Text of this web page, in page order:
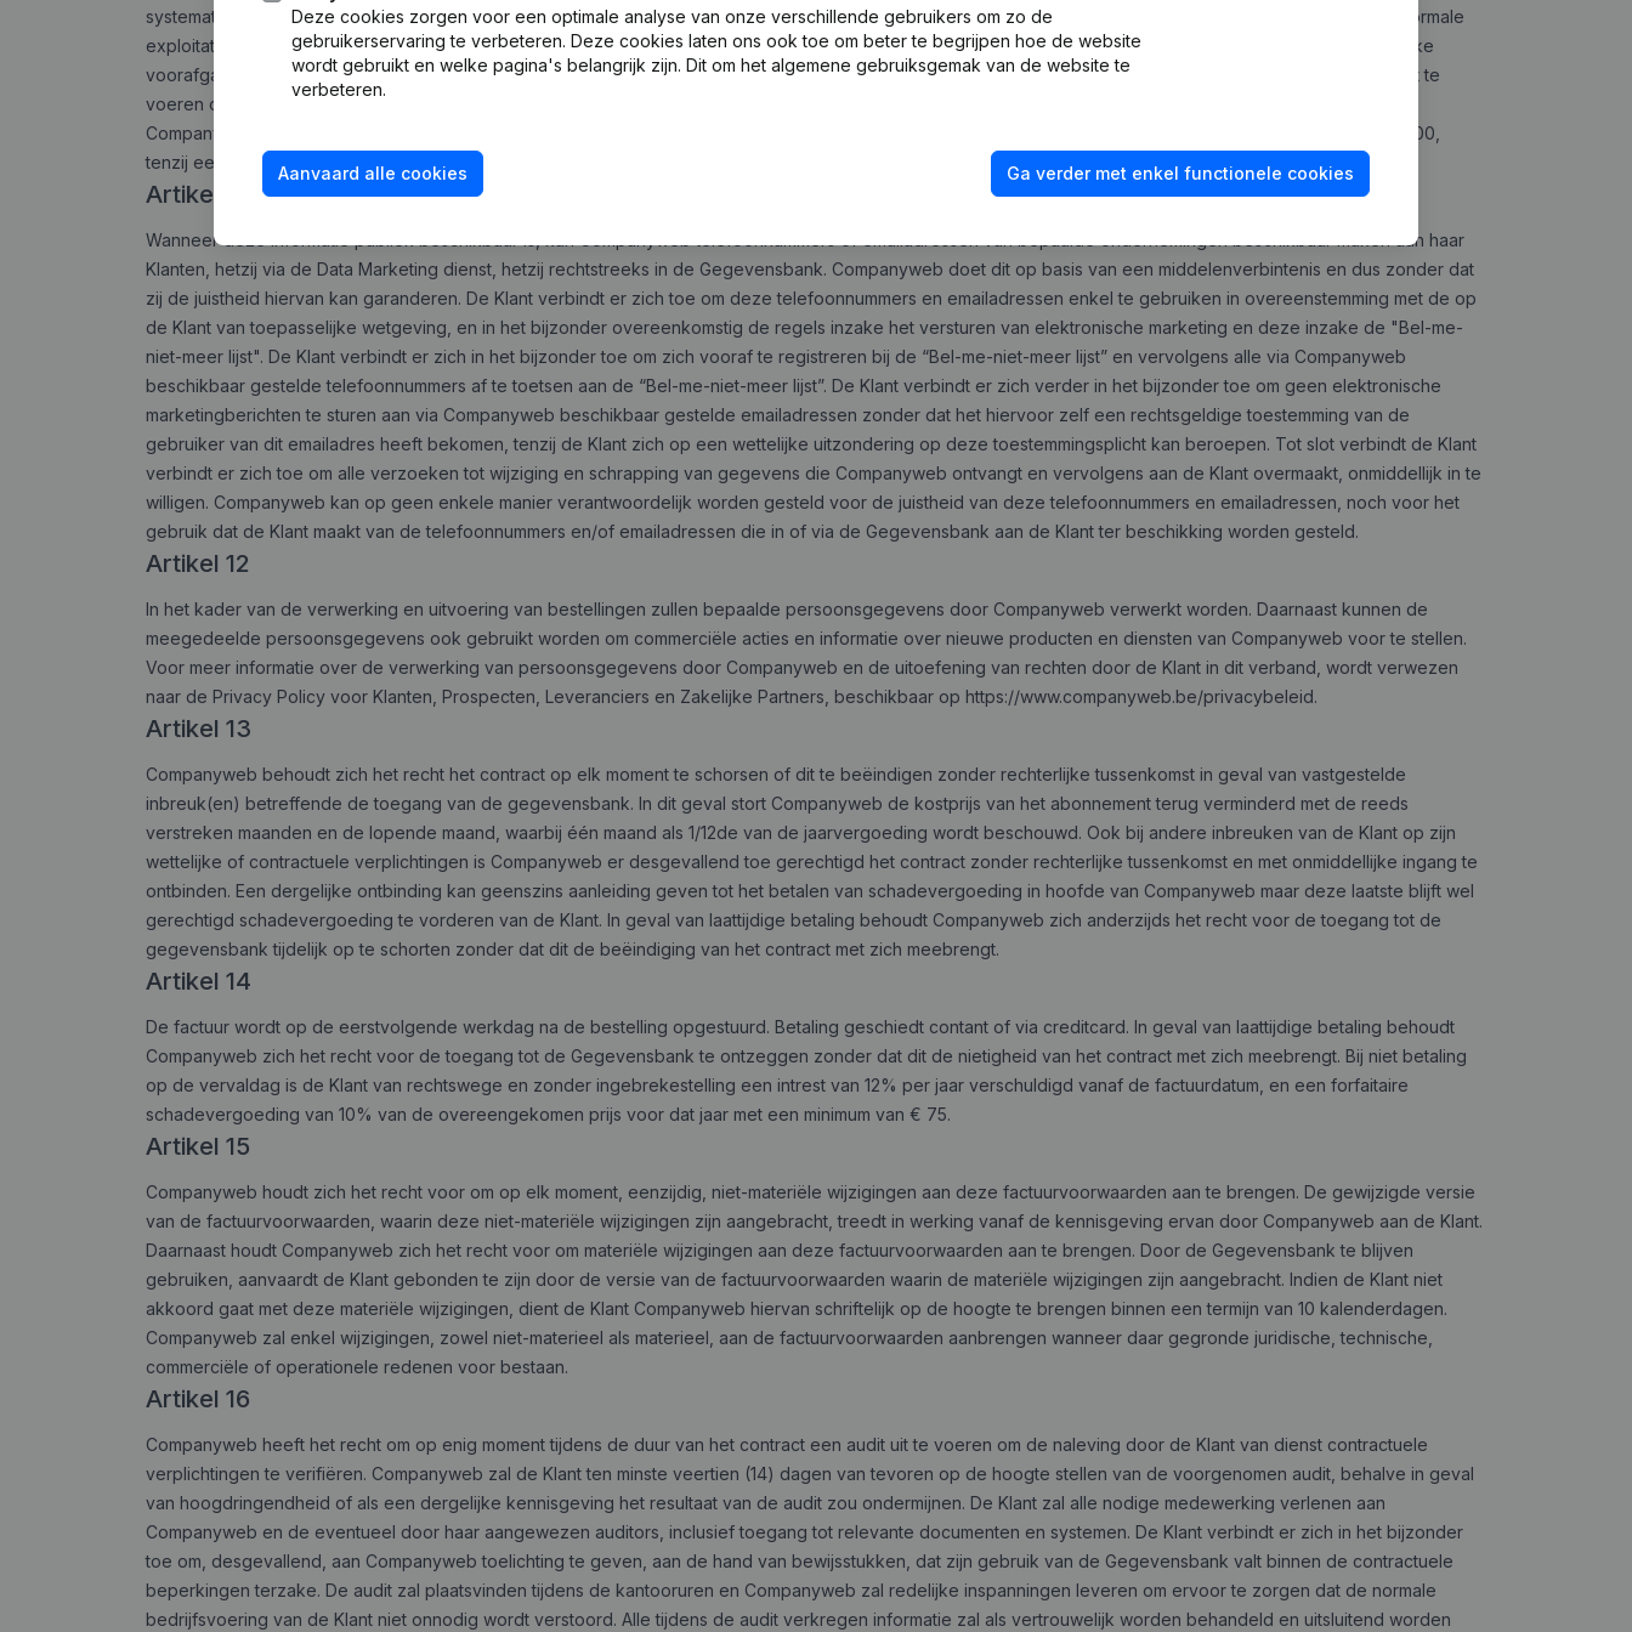
systematisch opvragen en/of hergebruiken van niet-substantiële delen van de inhoud van de Gegevensbank zijn niet toegestaan als zij strijdig zijn met een normale
exploitatie van die Gegevensbank of als zij ongerechtvaardigde schade toebrengen aan de rechtmatige belangen van Companyweb. Behoudens uitdrukkelijke
voorafgaande toestemming van Companyweb is het eveneens verboden om, al dan niet geautomatiseerd, systematische of regelmatige bulk opzoekingen uit te
voeren of in bulk data op te halen uit de Gegevensbank. Companyweb behoudt zich het recht voor om in geval van schending van dit artikel de toegang tot
Companyweb diensten (tijdelijk) af te sluiten en een forfaitaire schadevergoeding te eisen ten belope van 10 keer de factuurprijs met een minimum van € 12.500,
tenzij een hogere schade kan aangetoond worden, in welk geval de schadevergoeding voor de integrale schade kan worden gevorderd.
Artikel 11
Wanneer deze informatie publiek beschikbaar is, kan Companyweb telefoonnummers of emailadressen van bepaalde ondernemingen beschikbaar maken aan haar
Klanten, hetzij via de Data Marketing dienst, hetzij rechtstreeks in de Gegevensbank. Companyweb doet dit op basis van een middelenverbintenis en dus zonder dat
zij de juistheid hiervan kan garanderen. De Klant verbindt er zich toe om deze telefoonnummers en emailadressen enkel te gebruiken in overeenstemming met de op
de Klant van toepasselijke wetgeving, en in het bijzonder overeenkomstig de regels inzake het versturen van elektronische marketing en deze inzake de "Bel-me-
niet-meer lijst". De Klant verbindt er zich in het bijzonder toe om zich vooraf te registreren bij de “Bel-me-niet-meer lijst” en vervolgens alle via Companyweb
beschikbaar gestelde telefoonnummers af te toetsen aan de “Bel-me-niet-meer lijst”. De Klant verbindt er zich verder in het bijzonder toe om geen elektronische
marketingberichten te sturen aan via Companyweb beschikbaar gestelde emailadressen zonder dat het hiervoor zelf een rechtsgeldige toestemming van de
gebruiker van dit emailadres heeft bekomen, tenzij de Klant zich op een wettelijke uitzondering op deze toestemmingsplicht kan beroepen. Tot slot verbindt de Klant
verbindt er zich toe om alle verzoeken tot wijziging en schrapping van gegevens die Companyweb ontvangt en vervolgens aan de Klant overmaakt, onmiddellijk in te
willigen. Companyweb kan op geen enkele manier verantwoordelijk worden gesteld voor de juistheid van deze telefoonnummers en emailadressen, noch voor het
gebruik dat de Klant maakt van de telefoonnummers en/of emailadressen die in of via de Gegevensbank aan de Klant ter beschikking worden gesteld.
Artikel 12
In het kader van de verwerking en uitvoering van bestellingen zullen bepaalde persoonsgegevens door Companyweb verwerkt worden. Daarnaast kunnen de
meegedeelde persoonsgegevens ook gebruikt worden om commerciële acties en informatie over nieuwe producten en diensten van Companyweb voor te stellen.
Voor meer informatie over de verwerking van persoonsgegevens door Companyweb en de uitoefening van rechten door de Klant in dit verband, wordt verwezen
naar de Privacy Policy voor Klanten, Prospecten, Leveranciers en Zakelijke Partners, beschikbaar op https://www.companyweb.be/privacybeleid.
Artikel 13
Companyweb behoudt zich het recht het contract op elk moment te schorsen of dit te beëindigen zonder rechterlijke tussenkomst in geval van vastgestelde
inbreuk(en) betreffende de toegang van de gegevensbank. In dit geval stort Companyweb de kostprijs van het abonnement terug verminderd met de reeds
verstreken maanden en de lopende maand, waarbij één maand als 1/12de van de jaarvergoeding wordt beschouwd. Ook bij andere inbreuken van de Klant op zijn
wettelijke of contractuele verplichtingen is Companyweb er desgevallend toe gerechtigd het contract zonder rechterlijke tussenkomst en met onmiddellijke ingang te
ontbinden. Een dergelijke ontbinding kan geenszins aanleiding geven tot het betalen van schadevergoeding in hoofde van Companyweb maar deze laatste blijft wel
gerechtigd schadevergoeding te vorderen van de Klant. In geval van laattijdige betaling behoudt Companyweb zich anderzijds het recht voor de toegang tot de
gegevensbank tijdelijk op te schorten zonder dat dit de beëindiging van het contract met zich meebrengt.
Artikel 14
De factuur wordt op de eerstvolgende werkdag na de bestelling opgestuurd. Betaling geschiedt contant of via creditcard. In geval van laattijdige betaling behoudt
Companyweb zich het recht voor de toegang tot de Gegevensbank te ontzeggen zonder dat dit de nietigheid van het contract met zich meebrengt. Bij niet betaling
op de vervaldag is de Klant van rechtswege en zonder ingebrekestelling een intrest van 12% per jaar verschuldigd vanaf de factuurdatum, en een forfaitaire
schadevergoeding van 10% van de overeengekomen prijs voor dat jaar met een minimum van € 75.
Artikel 15
Companyweb houdt zich het recht voor om op elk moment, eenzijdig, niet-materiële wijzigingen aan deze factuurvoorwaarden aan te brengen. De gewijzigde versie
van de factuurvoorwaarden, waarin deze niet-materiële wijzigingen zijn aangebracht, treedt in werking vanaf de kennisgeving ervan door Companyweb aan de Klant.
Daarnaast houdt Companyweb zich het recht voor om materiële wijzigingen aan deze factuurvoorwaarden aan te brengen. Door de Gegevensbank te blijven
gebruiken, aanvaardt de Klant gebonden te zijn door de versie van de factuurvoorwaarden waarin de materiële wijzigingen zijn aangebracht. Indien de Klant niet
akkoord gaat met deze materiële wijzigingen, dient de Klant Companyweb hiervan schriftelijk op de hoogte te brengen binnen een termijn van 10 kalenderdagen.
Companyweb zal enkel wijzigingen, zowel niet-materieel als materieel, aan de factuurvoorwaarden aanbrengen wanneer daar gegronde juridische, technische,
commerciële of operationele redenen voor bestaan.
Artikel 16
Companyweb heeft het recht om op enig moment tijdens de duur van het contract een audit uit te voeren om de naleving door de Klant van dienst contractuele
verplichtingen te verifiëren. Companyweb zal de Klant ten minste veertien (14) dagen van tevoren op de hoogte stellen van de voorgenomen audit, behalve in geval
van hoogdringendheid of als een dergelijke kennisgeving het resultaat van de audit zou ondermijnen. De Klant zal alle nodige medewerking verlenen aan
Companyweb en de eventueel door haar aangewezen auditors, inclusief toegang tot relevante documenten en systemen. De Klant verbindt er zich in het bijzonder
toe om, desgevallend, aan Companyweb toelichting te geven, aan de hand van bewijsstukken, dat zijn gebruik van de Gegevensbank valt binnen de contractuele
beperkingen terzake. De audit zal plaatsvinden tijdens de kantooruren en Companyweb zal redelijke inspanningen leveren om ervoor te zorgen dat de normale
bedrijfsvoering van de Klant niet onnodig wordt verstoord. Alle tijdens de audit verkregen informatie zal als vertrouwelijk worden behandeld en uitsluitend worden
Deze cookies zorgen voor een optimale analyse van onze verschillende gebruikers om zo de
gebruikerservaring te verbeteren. Deze cookies laten ons ook toe om beter te begrijpen hoe de website
wordt gebruikt en welke pagina's belangrijk zijn. Dit om het algemene gebruiksgemak van de website te
verbeteren.
Aanvaard alle cookies Ga verder met enkel functionele cookies